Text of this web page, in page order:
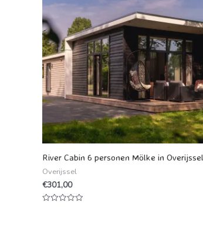
River Cabin 6 personen Mölke in Overijssel
Overijssel
€301,00